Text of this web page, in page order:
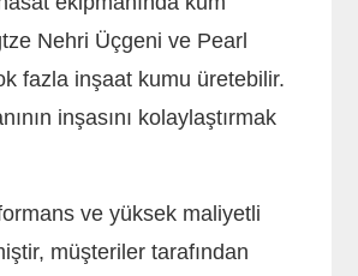
Nehri Üçgeni ve Pearl
fazla inşaat kumu üretebilir.
inşasını kolaylaştırmak
ve yüksek maliyetli
müşteriler tarafından